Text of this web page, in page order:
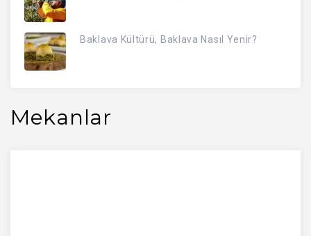
Baklava Kültürü, Baklava Nasıl Yenir?
Mekanlar